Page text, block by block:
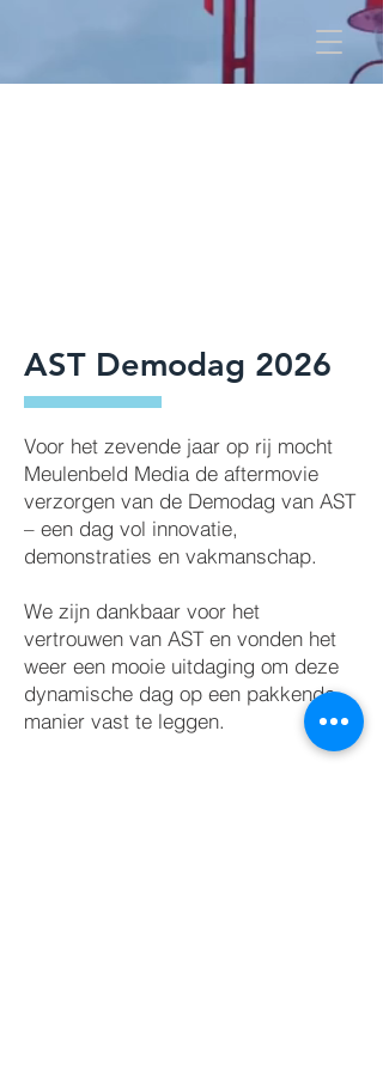
AST Demodag 2026
Voor het zevende jaar op rij mocht
Meulenbeld Media de aftermovie
verzorgen van de Demodag van AST
– een dag vol innovatie,
demonstraties en vakmanschap.
We zijn dankbaar voor het
vertrouwen van AST en vonden het
weer een mooie uitdaging om deze
dynamische dag op een pakkende
manier vast te leggen.